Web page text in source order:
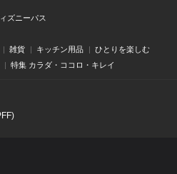
ズニーパス
雑貨 キッチン用品
ひとりを楽しむ
特集 カラダ・ココロ・キレイ